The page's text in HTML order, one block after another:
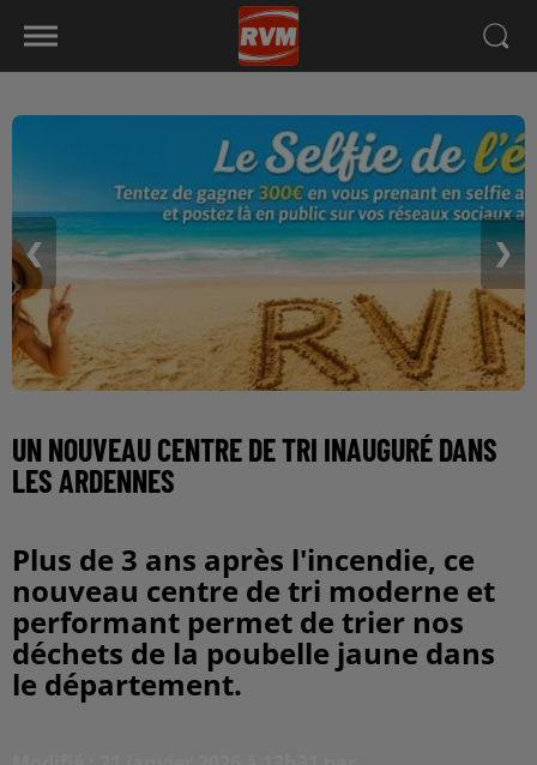
❮ ❯
UN NOUVEAU CENTRE DE TRI INAUGURÉ DANS
LES ARDENNES
Plus de 3 ans après l'incendie, ce
nouveau centre de tri moderne et
performant permet de trier nos
déchets de la poubelle jaune dans
le département.